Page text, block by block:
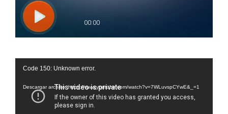
Reproductor
vídeo
Code 150: Unknown error.
Descargar archivo: https://www.youtube.com/watch?v=7WLuvspCYwE&_=1